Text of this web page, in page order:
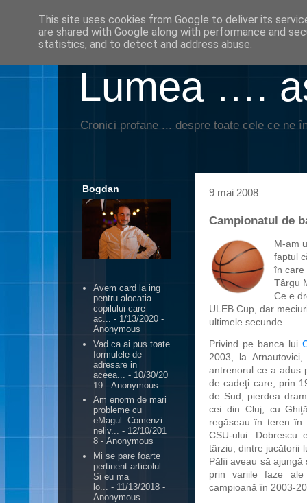
Lumea ….
Cronici profane ... despre toate cele ce ne
9 mai 2008
Campionatul de
M-am
faptul
în care
Târgu
Ce e
ULEB Cup, dar
ultimele secunde.
Privind pe banca lui
2003, la
antrenorul ce a adus
de cadeţi care, prin
de Sud, pierdea
cei din Cluj, cu
regăseau în teren în
CSU-ului.
târziu, dintre jucătorii
Pălîi aveau să
prin variile faze
campioană în 2003-
Bogdan
Avem card la ing
pentru alocatia
copilului care
ac... - 1/13/2020 -
Anonymous
Vad ca ai pus toate
formulele de
adresare in
aceea...
- 10/30/20
19 - Anonymous
Am enorm de mari
probleme cu
eMagul. Comenzi
neliv... - 12/10/201
8 - Anonymous
Mi se pare foarte
pertinent articolul.
Si eu ma
lo...
- 11/13/2018 -
Anonymous
This site uses cookies from Google to deliver its
are shared with Google along with performance and
statistics, and to detect and address abuse.